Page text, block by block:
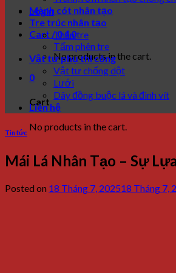
Login
Cart /0₫0
No products in the cart.
0
Cart
No products in the cart.
Mành cót nhân tạo
Tre trúc nhân tạo
Thân tre
Tấm phên tre
Vật tư phụ thi công
Vật tư chống dột
Lưới
Dây đồng buộc lá và đinh vít
Liên hệ
Tin tức
Mái Lá Nhân Tạo – Sự
Posted on 18 Tháng 7, 202518 Tháng 7,